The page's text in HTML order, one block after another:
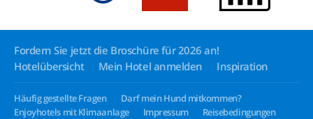
Fordern Sie jetzt die Broschüre für 2026 an!
Hotelübersicht
Mein Hotel anmelden Inspiration
Häufig gestellte Fragen
Darf mein Hund mitkommen?
Enjoyhotels mit Klimaanlage
Impressum
Reisebedingungen